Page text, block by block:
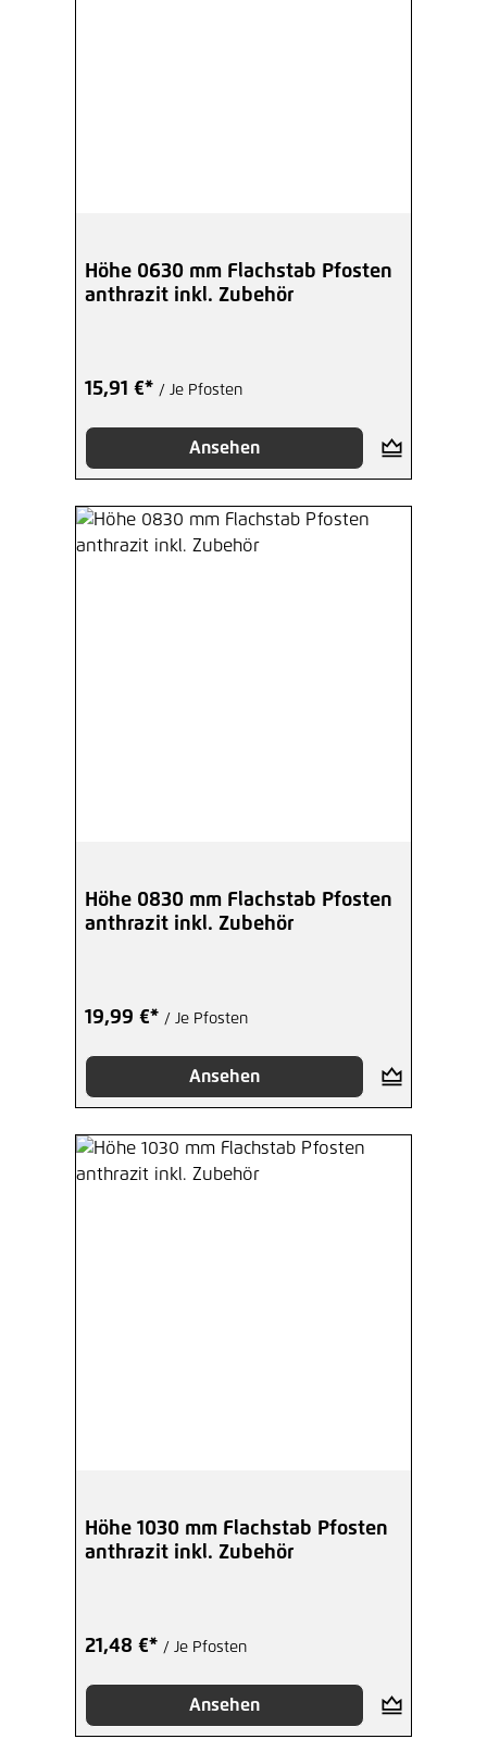
Höhe 0630 mm Flachstab Pfosten
anthrazit inkl. Zubehör
15,91 €* / Je Pfosten
Ansehen
Höhe 0830 mm Flachstab Pfosten
anthrazit inkl. Zubehör
19,99 €* / Je Pfosten
Ansehen
Höhe 1030 mm Flachstab Pfosten
anthrazit inkl. Zubehör
21,48 €* / Je Pfosten
Ansehen